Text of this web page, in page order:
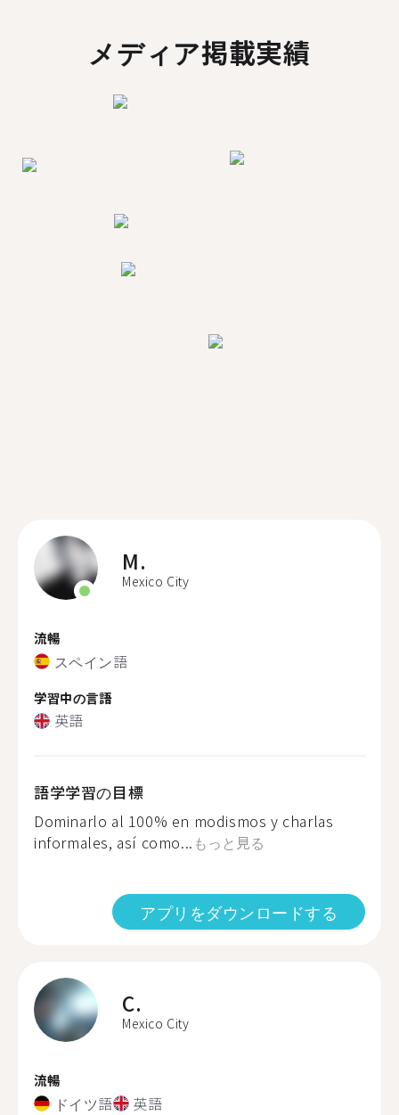
メディア掲載実績
M.
Mexico City
流暢
スペイン語
学習中の言語
英語
語学学習の目標
Dominarlo al 100% en modismos y charlas
informales, así como... もっと見る
アプリをダウンロードする
C.
Mexico City
流暢
ドイツ語 英語